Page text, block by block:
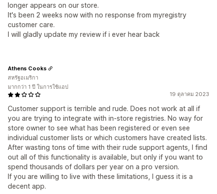
longer appears on our store.
It's been 2 weeks now with no response from myregistry
customer care.
I will gladly update my review if i ever hear back
19 ตุลาคม 2023
Customer support is terrible and rude. Does not work at all if
you are trying to integrate with in-store registries. No way for
store owner to see what has been registered or even see
individual customer lists or which customers have created lists.
After wasting tons of time with their rude support agents, I find
out all of this functionality is available, but only if you want to
spend thousands of dollars per year on a pro version.
If you are willing to live with these limitations, I guess it is a
decent app.
Athens Cooks
สหรัฐอเมริกา
มากกว่า 1 ปี ในการใช้แอป